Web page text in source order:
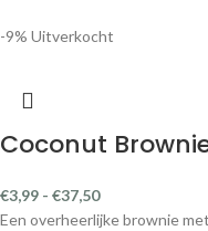
-9% Uitverkocht
Coconut
€3,99 - €37,50
Een overheerlijke brownie